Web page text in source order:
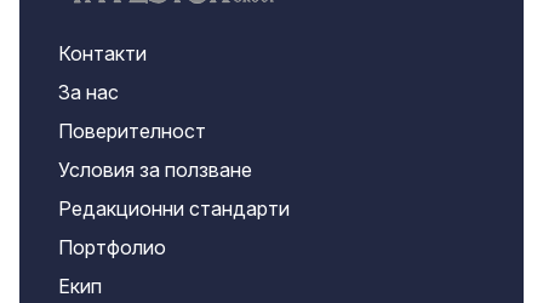
Контакти
За нас
Поверителност
Условия за ползване
Редакционни стандарти
Портфолио
Екип